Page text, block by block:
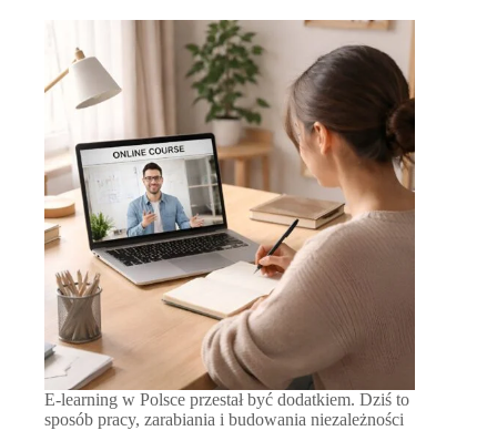
E-learning w Polsce przestał być dodatkiem. Dziś to
sposób pracy, zarabiania i budowania niezależności